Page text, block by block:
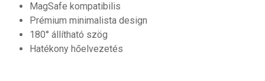
MagSafe kompatibilis
Prémium minimalista design
180° állítható szög
Hatékony hőelvezetés